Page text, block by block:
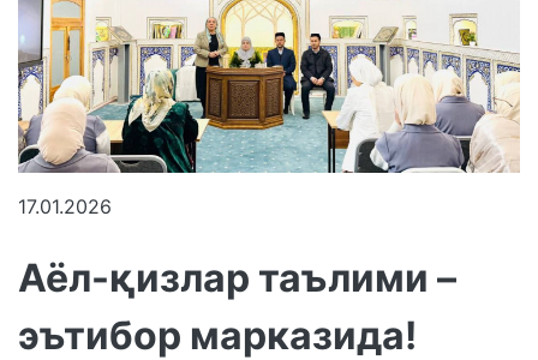
17.01.2026
Аёл-қизлар таълими –
эътибор марказида!